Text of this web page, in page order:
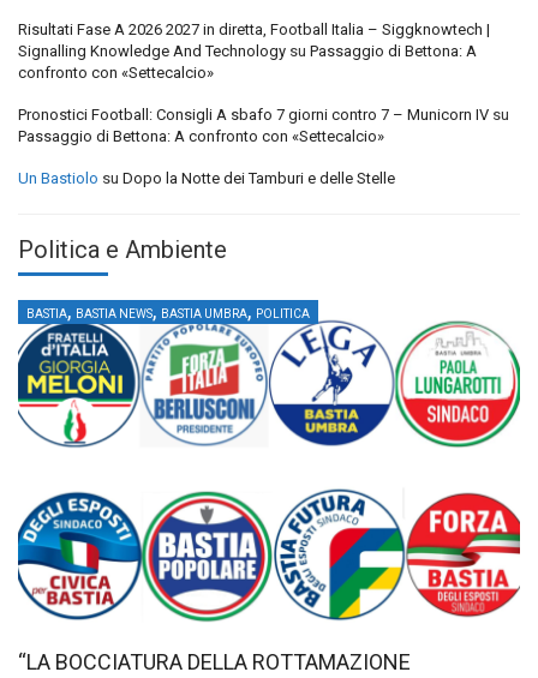
Risultati Fase A 2026 2027 in diretta, Football Italia – Siggknowtech |
Signalling Knowledge And Technology su Passaggio di Bettona: A
confronto con «Settecalcio»
Pronostici Football: Consigli A sbafo 7 giorni contro 7 – Municorn IV su
Passaggio di Bettona: A confronto con «Settecalcio»
Un Bastiolo su Dopo la Notte dei Tamburi e delle Stelle
Politica e Ambiente
BASTIA, BASTIA NEWS, BASTIA UMBRA, POLITICA
“LA BOCCIATURA DELLA ROTTAMAZIONE